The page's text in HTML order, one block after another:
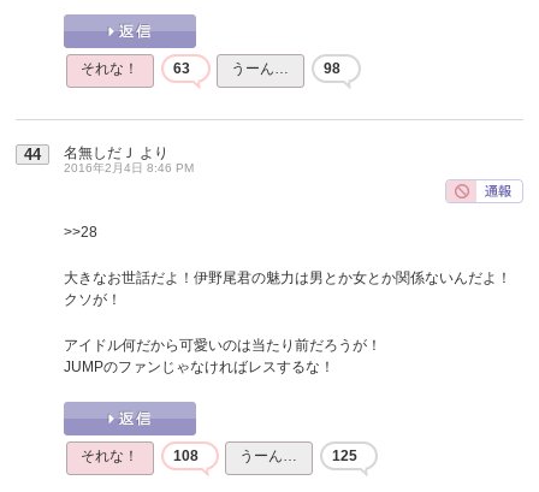
それな！ 63 うーん… 98
44 名無しだＪ より
2016年2月4日 8:46 PM
>>28
大きなお世話だよ！伊野尾君の魅力は男とか女とか関係ないんだよ！
クソが！
アイドル何だから可愛いのは当たり前だろうが！
JUMPのファンじゃなければレスするな！
それな！ 108 うーん… 125